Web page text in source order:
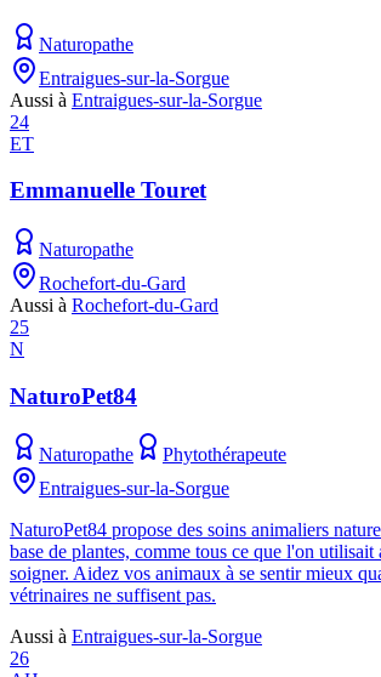
Naturopathe
Entraigues-sur-la-Sorgue
Aussi à Entraigues-sur-la-Sorgue
24
ET
Emmanuelle Touret
Naturopathe
Rochefort-du-Gard
Aussi à Rochefort-du-Gard
25
N
NaturoPet84
Naturopathe
Phytothérapeute
Entraigues-sur-la-Sorgue
NaturoPet84 propose des soins animaliers
base de plantes, comme tous ce que l'on
soigner. Aidez vos animaux à se sentir mieux
vétrinaires ne suffisent pas.
Aussi à Entraigues-sur-la-Sorgue
26